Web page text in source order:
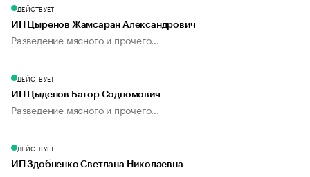
ДЕЙСТВУЕТ
ИП Цыренов Жамсаран Александрович
Разведение мясного и прочего...
ДЕЙСТВУЕТ
ИП Цыденов Батор Содномович
Разведение мясного и прочего...
ДЕЙСТВУЕТ
ИП Здобненко Светлана Николаевна